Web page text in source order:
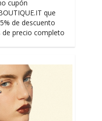
cupón
que
de descuento
de precio completo